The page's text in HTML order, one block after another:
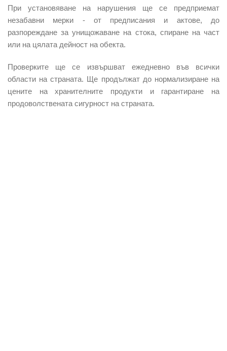
При установяване на нарушения ще се предприемат
незабавни мерки - от предписания и актове, до
разпореждане за унищожаване на стока, спиране на част
или на цялата дейност на обекта.
Проверките ще се извършват ежедневно във всички
области на страната. Ще продължат до нормализиране на
цените на хранителните продукти и гарантиране на
продоволствената сигурност на страната.